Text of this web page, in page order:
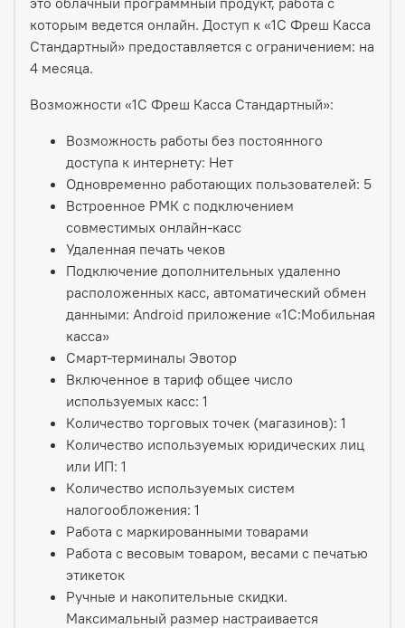
которым ведется онлайн. Доступ к «1С Фреш Касса
Стандартный» предоставляется с ограничением: на
4 месяца.
Возможности «1С Фреш Касса Стандартный»:
Возможность работы без постоянного
доступа к интернету: Нет
Одновременно работающих пользователей: 5
Встроенное РМК с подключением
совместимых онлайн-касс
Удаленная печать чеков
Подключение дополнительных удаленно
расположенных касс, автоматический обмен
данными: Android приложение «1С:Мобильная
касса»
Смарт-терминалы Эвотор
Включенное в тариф общее число
используемых касс: 1
Количество торговых точек (магазинов): 1
Количество используемых юридических лиц
или ИП: 1
Количество используемых систем
налогообложения: 1
Работа с маркированными товарами
Работа с весовым товаром, весами с печатью
этикеток
Ручные и накопительные скидки.
Максимальный размер настраивается